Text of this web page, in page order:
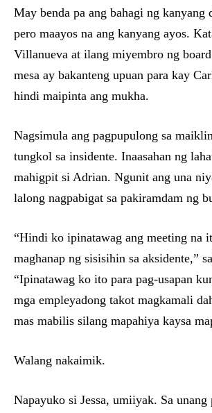
May benda pa ang bahagi ng kanyang
pero maayos na ang kanyang ayos.
Villanueva at ilang miyembro ng
mesa ay bakanteng upuan para kay
hindi maipinta ang mukha.
Nagsimula ang pagpupulong sa
tungkol sa insidente. Inaasahan ng
mahigpit si Adrian. Ngunit ang una
lalong nagpabigat sa pakiramdam ng
“Hindi ko ipinatawag ang meeting na
maghanap ng sisisihin sa aksidente,”
“Ipinatawag ko ito para pag-usapan
mga empleyadong takot magkamali
mas mabilis silang mapahiya kaysa
Walang nakaimik.
Napayuko si Jessa, umiiyak. Sa unang